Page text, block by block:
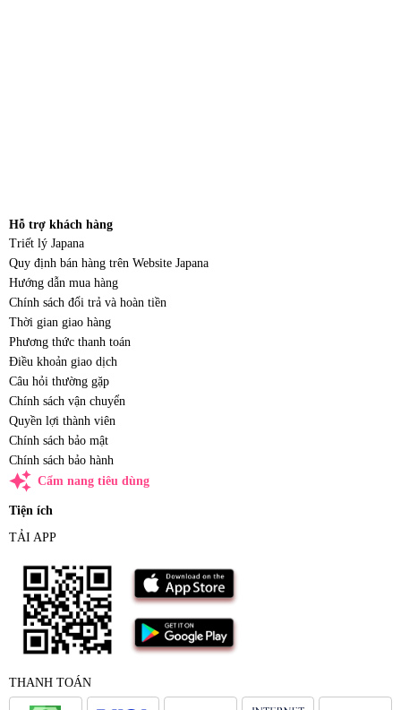
Hỗ trợ khách hàng
Triết lý Japana
Quy định bán hàng trên Website Japana
Hướng dẫn mua hàng
Chính sách đổi trả và hoàn tiền
Thời gian giao hàng
Phương thức thanh toán
Điều khoản giao dịch
Câu hỏi thường gặp
Chính sách vận chuyển
Quyền lợi thành viên
Chính sách bảo mật
Chính sách bảo hành
auto_awesome Cẩm nang tiêu dùng
Tiện ích
TẢI APP
THANH TOÁN